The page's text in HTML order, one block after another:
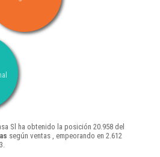
Sl ha obtenido la posición 20.958 del
según ventas , empeorando en 2.612